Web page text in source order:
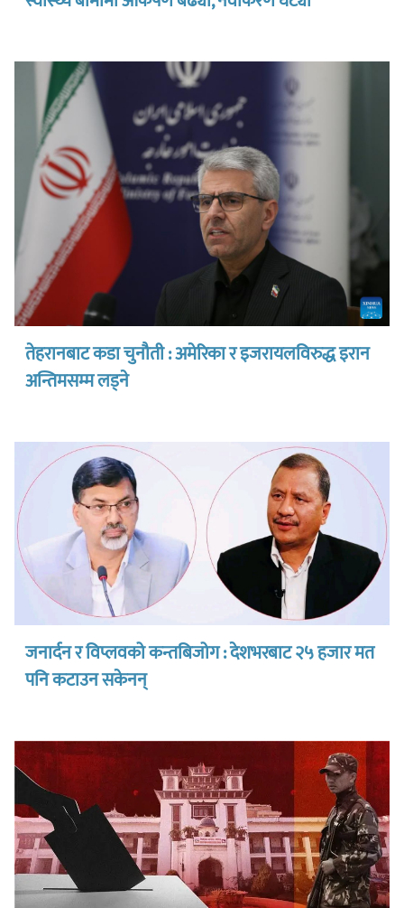
तेहरानबाट कडा चुनौती : अमेरिका र इजरायलविरुद्ध इरान
अन्तिमसम्म लड्ने
जनार्दन र विप्लवको कन्तबिजोग : देशभरबाट २५ हजार मत
पनि कटाउन सकेनन्